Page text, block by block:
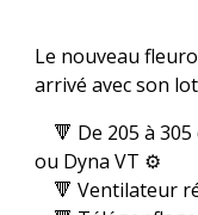
Le nouveau
arrivé avec son
🔻 De 205 à
ou Dyna VT ⚙️
🔻 Ventilateur